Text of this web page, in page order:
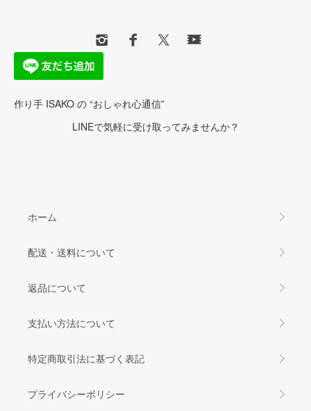
作り手 ISAKO の “おしゃれ心通信”
LINEで気軽に受け取ってみませんか？
ホーム
配送・送料について
返品について
支払い方法について
特定商取引法に基づく表記
プライバシーポリシー